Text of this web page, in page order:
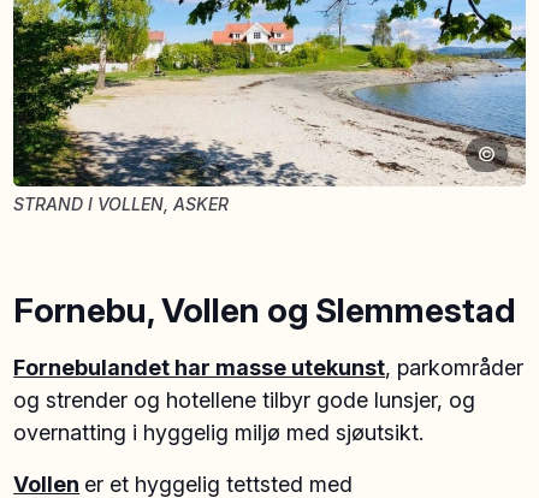
STRAND I VOLLEN, ASKER
©
Fornebu, Vollen og Slemmestad
Fornebulandet har masse utekunst, parkområder
og strender og hotellene tilbyr gode lunsjer, og
overnatting i hyggelig miljø med sjøutsikt.
Vollen er et hyggelig tettsted med